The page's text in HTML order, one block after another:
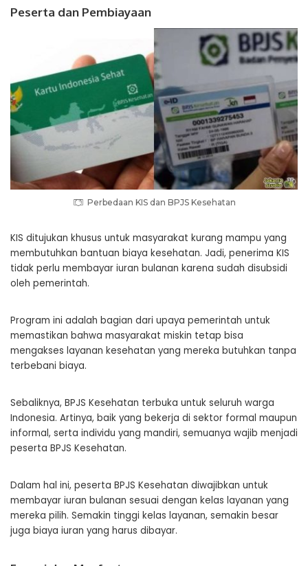
Peserta dan Pembiayaan
Perbedaan KIS dan BPJS Kesehatan
KIS ditujukan khusus untuk masyarakat kurang mampu yang
membutuhkan bantuan biaya kesehatan. Jadi, penerima KIS
tidak perlu membayar iuran bulanan karena sudah disubsidi
oleh pemerintah.
Program ini adalah bagian dari upaya pemerintah untuk
memastikan bahwa masyarakat miskin tetap bisa
mengakses layanan kesehatan yang mereka butuhkan tanpa
terbebani biaya.
Sebaliknya, BPJS Kesehatan terbuka untuk seluruh warga
Indonesia. Artinya, baik yang bekerja di sektor formal maupun
informal, serta individu yang mandiri, semuanya wajib menjadi
peserta BPJS Kesehatan.
Dalam hal ini, peserta BPJS Kesehatan diwajibkan untuk
membayar iuran bulanan sesuai dengan kelas layanan yang
mereka pilih. Semakin tinggi kelas layanan, semakin besar
juga biaya iuran yang harus dibayar.